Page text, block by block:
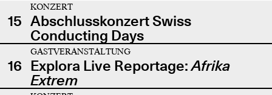
15
KONZERT
Abschlusskonzert Swiss
Conducting Days
16
GASTVERANSTALTUNG
Explora Live Reportage:Afrika
Extrem